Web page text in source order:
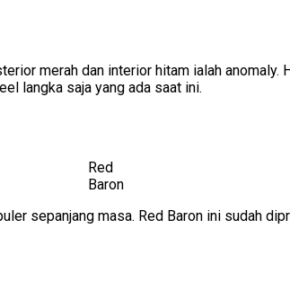
merah dan interior hitam ialah
langka saja yang ada saat ini.
Red
Baron
sepanjang masa. Red Baron ini sudah